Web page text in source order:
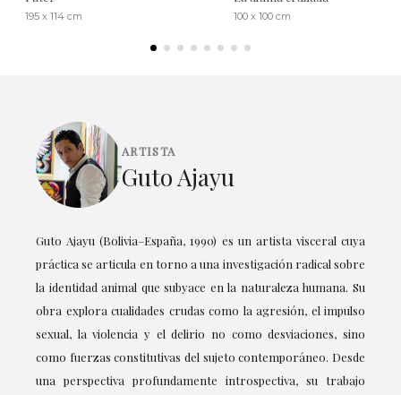
195 x 114 cm 100 x 100 cm
ARTISTA
Guto Ajayu
Guto Ajayu (Bolivia–España, 1990) es un artista visceral cuya
práctica se articula en torno a una investigación radical sobre
la identidad animal que subyace en la naturaleza humana. Su
obra explora cualidades crudas como la agresión, el impulso
sexual, la violencia y el delirio no como desviaciones, sino
como fuerzas constitutivas del sujeto contemporáneo. Desde
una perspectiva profundamente introspectiva, su trabajo